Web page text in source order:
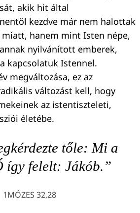
akik hit által
kezdve már nem halottak
hanem mint Isten népe,
nyilvánított emberek,
kapcsolatuk Istennel.
megváltozása, ez az
változást kell, hogy
az istentiszteleti,
életébe.
tőle: Mi a
így felelt: Jákób.”
1MÓZES 32,28